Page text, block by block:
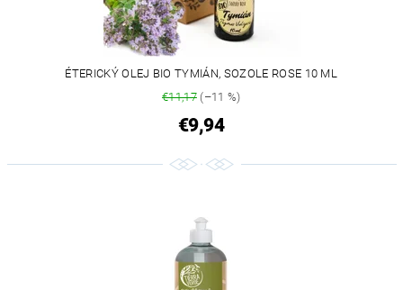
ÉTERICKÝ OLEJ BIO TYMIÁN, SOZOLE ROSE 10 ML
€11,17(–11 %)
€9,94